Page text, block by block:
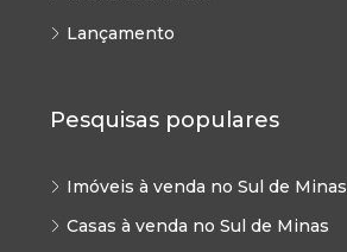
Lançamento
Pesquisas populares
Imóveis à venda no Sul de Minas
Casas à venda no Sul de Minas